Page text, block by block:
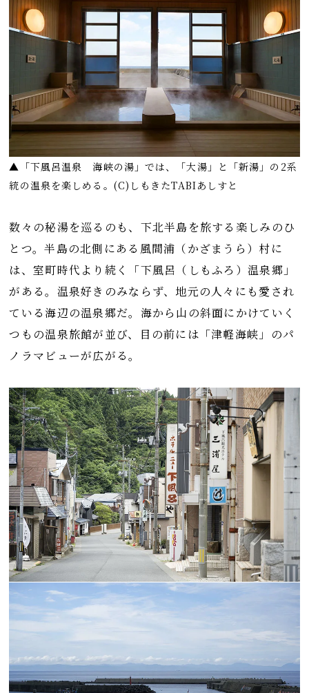
▲「下風呂温泉 海峡の湯」では、「大湯」と「新湯」の2系
統の温泉を楽しめる。(C)しもきたTABIあしすと
数々の秘湯を巡るのも、下北半島を旅する楽しみのひ
とつ。半島の北側にある風間浦（かざまうら）村に
は、室町時代より続く「下風呂（しもふろ）温泉郷」
がある。温泉好きのみならず、地元の人々にも愛され
ている海辺の温泉郷だ。海から山の斜面にかけていく
つもの温泉旅館が並び、目の前には「津軽海峡」のパ
ノラマビューが広がる。